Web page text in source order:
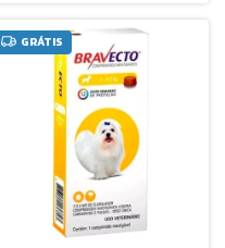
GRÁTIS